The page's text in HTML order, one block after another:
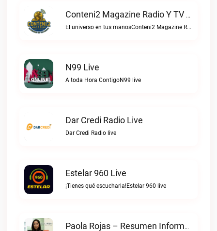
Conteni2 Magazine Radio Y TV Digital Live
El universo en tus manosConteni2 Magazine Radio y TV Digital live
N99 Live
A toda Hora ContigoN99 live
Dar Credi Radio Live
Dar Credi Radio live
Estelar 960 Live
¡Tienes qué escucharla!Estelar 960 live
Paola Rojas – Resumen Informativo Live